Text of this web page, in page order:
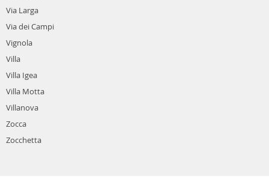
Via Larga
Via dei Campi
Vignola
Villa
Villa Igea
Villa Motta
Villanova
Zocca
Zocchetta